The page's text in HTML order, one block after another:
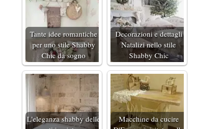
Tante idee romantiche
per uno stile Shabby
Chic da sogno
Decorazioni e dettagli
Natalizi nello stile
Shabby Chic
L'eleganza shabby delle
Macchine da cucire